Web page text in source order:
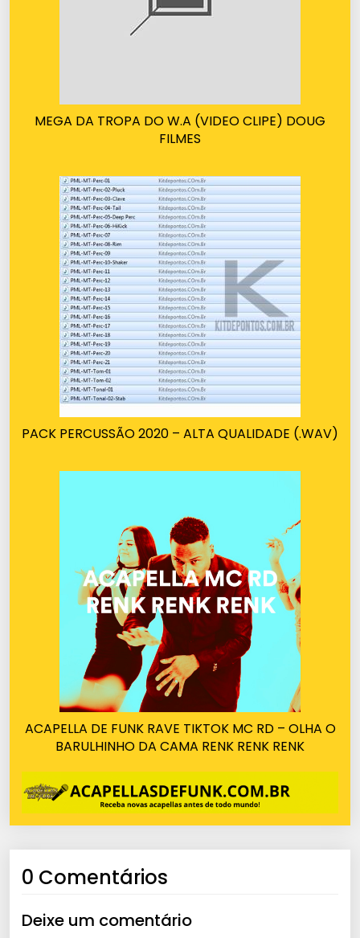
MEGA DA TROPA DO W.A (VIDEO CLIPE) DOUG
FILMES
PACK PERCUSSÃO 2020 – ALTA QUALIDADE (.WAV)
ACAPELLA DE FUNK RAVE TIKTOK MC RD – OLHA O
BARULHINHO DA CAMA RENK RENK RENK
0 Comentários
Deixe um comentário